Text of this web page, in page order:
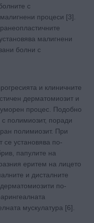
с
процеси [3].
малигнени
болни с
и клиничните
дерматомиозит и
процес. Подобно
полимиозит, поради
полимиозит. При
се установява по-
папулите на
еритем на лицето
и дисталните
по-
мускулатура [6].